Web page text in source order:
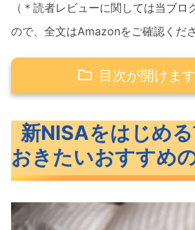
（＊読者レビューに関しては当ブ
ので、全文はAmazonをご確認くださ
目次が開けます
すめの書籍
はじめての人のための
大改正でどう変わる
新NISAをはじめ
おきたいおすすめ